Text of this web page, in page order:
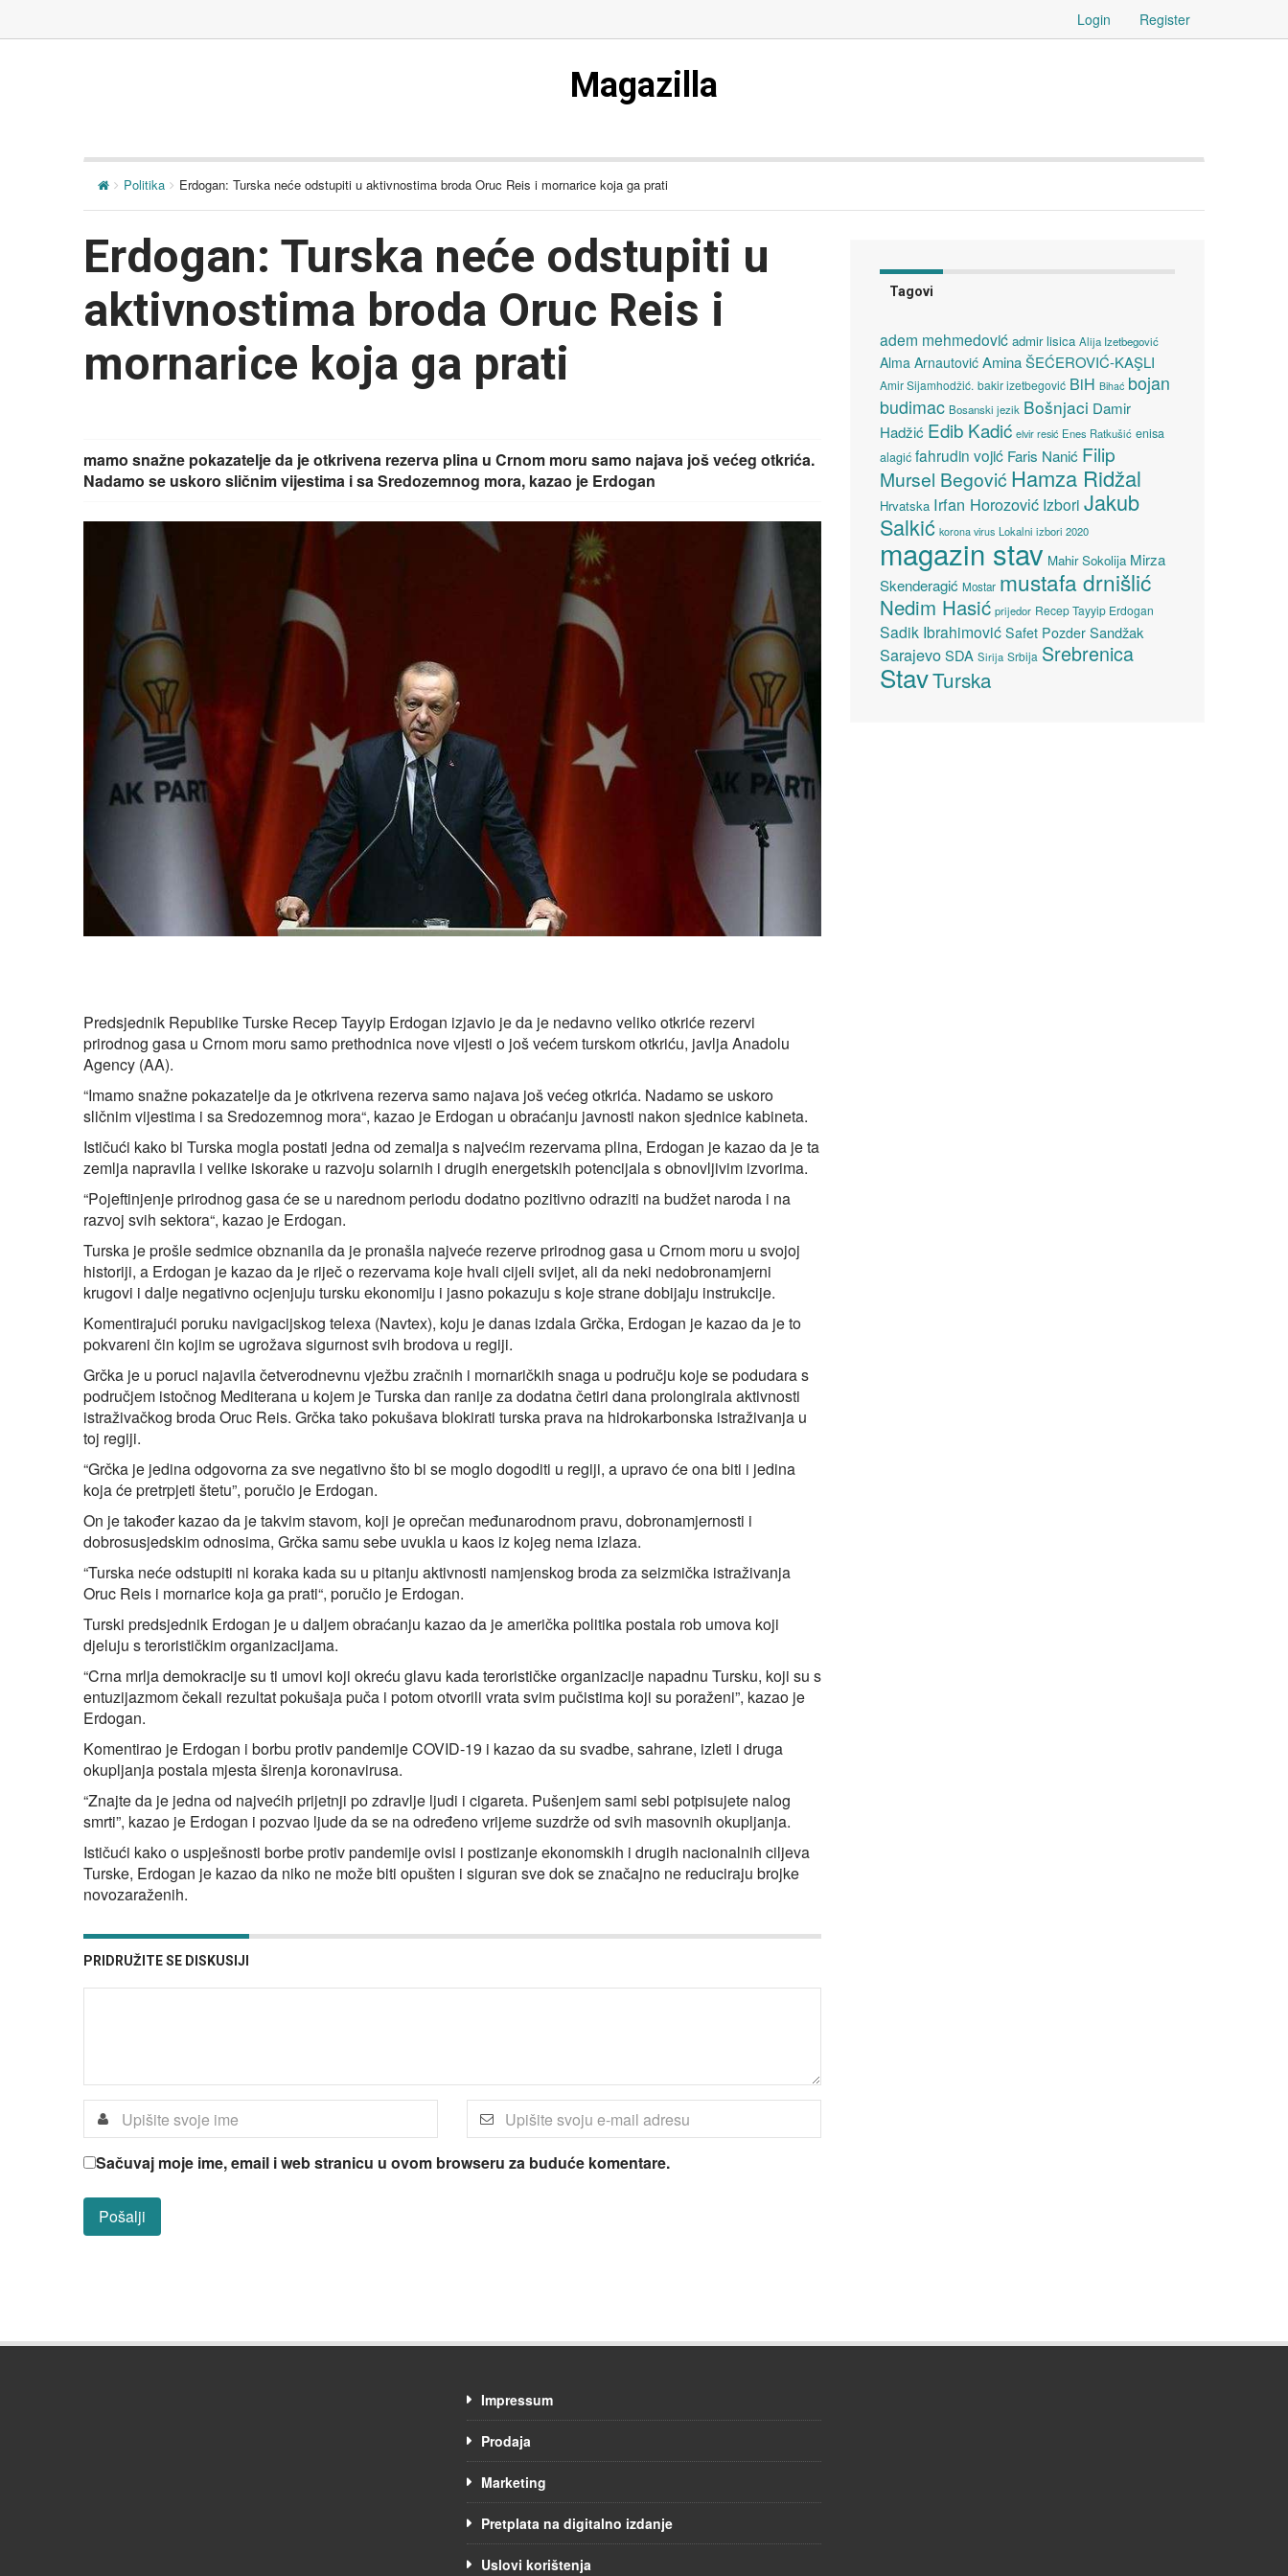
Login Register
Magazilla
Politika Erdogan: Turska neće odstupiti u aktivnostima broda Oruc Reis i mornarice koja ga prati
Erdogan: Turska neće odstupiti u
aktivnostima broda Oruc Reis i
mornarice koja ga prati
mamo snažne pokazatelje da je otkrivena rezerva plina u Crnom moru samo najava još većeg otkrića.
Nadamo se uskoro sličnim vijestima i sa Sredozemnog mora, kazao je Erdogan
Predsjednik Republike Turske Recep Tayyip Erdogan izjavio je da je nedavno veliko otkriće rezervi
prirodnog gasa u Crnom moru samo prethodnica nove vijesti o još većem turskom otkriću, javlja Anadolu
Agency (AA).
“Imamo snažne pokazatelje da je otkrivena rezerva samo najava još većeg otkrića. Nadamo se uskoro
sličnim vijestima i sa Sredozemnog mora“, kazao je Erdogan u obraćanju javnosti nakon sjednice kabineta.
Ističući kako bi Turska mogla postati jedna od zemalja s najvećim rezervama plina, Erdogan je kazao da je ta
zemlja napravila i velike iskorake u razvoju solarnih i drugih energetskih potencijala s obnovljivim izvorima.
“Pojeftinjenje prirodnog gasa će se u narednom periodu dodatno pozitivno odraziti na budžet naroda i na
razvoj svih sektora“, kazao je Erdogan.
Turska je prošle sedmice obznanila da je pronašla najveće rezerve prirodnog gasa u Crnom moru u svojoj
historiji, a Erdogan je kazao da je riječ o rezervama koje hvali cijeli svijet, ali da neki nedobronamjerni
krugovi i dalje negativno ocjenjuju tursku ekonomiju i jasno pokazuju s koje strane dobijaju instrukcije.
Komentirajući poruku navigacijskog telexa (Navtex), koju je danas izdala Grčka, Erdogan je kazao da je to
pokvareni čin kojim se ugrožava sigurnost svih brodova u regiji.
Grčka je u poruci najavila četverodnevnu vježbu zračnih i mornaričkih snaga u području koje se podudara s
područjem istočnog Mediterana u kojem je Turska dan ranije za dodatna četiri dana prolongirala aktivnosti
istraživačkog broda Oruc Reis. Grčka tako pokušava blokirati turska prava na hidrokarbonska istraživanja u
toj regiji.
“Grčka je jedina odgovorna za sve negativno što bi se moglo dogoditi u regiji, a upravo će ona biti i jedina
koja će pretrpjeti štetu”, poručio je Erdogan.
On je također kazao da je takvim stavom, koji je oprečan međunarodnom pravu, dobronamjernosti i
dobrosusjedskim odnosima, Grčka samu sebe uvukla u kaos iz kojeg nema izlaza.
“Turska neće odstupiti ni koraka kada su u pitanju aktivnosti namjenskog broda za seizmička istraživanja
Oruc Reis i mornarice koja ga prati“, poručio je Erdogan.
Turski predsjednik Erdogan je u daljem obraćanju kazao da je američka politika postala rob umova koji
djeluju s terorističkim organizacijama.
“Crna mrlja demokracije su ti umovi koji okreću glavu kada terorističke organizacije napadnu Tursku, koji su s
entuzijazmom čekali rezultat pokušaja puča i potom otvorili vrata svim pučistima koji su poraženi”, kazao je
Erdogan.
Komentirao je Erdogan i borbu protiv pandemije COVID-19 i kazao da su svadbe, sahrane, izleti i druga
okupljanja postala mjesta širenja koronavirusa.
“Znajte da je jedna od najvećih prijetnji po zdravlje ljudi i cigareta. Pušenjem sami sebi potpisujete nalog
smrti”, kazao je Erdogan i pozvao ljude da se na određeno vrijeme suzdrže od svih masovnih okupljanja.
Ističući kako o uspješnosti borbe protiv pandemije ovisi i postizanje ekonomskih i drugih nacionalnih ciljeva
Turske, Erdogan je kazao da niko ne može biti opušten i siguran sve dok se značajno ne reduciraju brojke
novozaraženih.
PRIDRUŽITE SE DISKUSIJI
Sačuvaj moje ime, email i web stranicu u ovom browseru za buduće komentare.
Tagovi
adem mehmedović admir lisica Alija Izetbegović
Alma Arnautović Amina ŠEĆEROVIĆ-KAŞLI
Amir Sijamhodžić. bakir izetbegović BiH Bihać bojan
budimac Bosanski jezik Bošnjaci Damir
Hadžić Edib Kadić elvir resić Enes Ratkušić enisa
alagić fahrudin vojić Faris Nanić Filip
Mursel Begović Hamza Ridžal
Hrvatska Irfan Horozović Izbori Jakub
Salkić korona virus Lokalni izbori 2020
magazin stav Mahir Sokolija Mirza
Skenderagić Mostar mustafa drnišlić
Nedim Hasić prijedor Recep Tayyip Erdogan
Sadik Ibrahimović Safet Pozder Sandžak
SarajevoSDA Sirija Srbija Srebrenica
StavTurska
Impressum
Prodaja
Marketing
Pretplata na digitalno izdanje
Uslovi korištenja